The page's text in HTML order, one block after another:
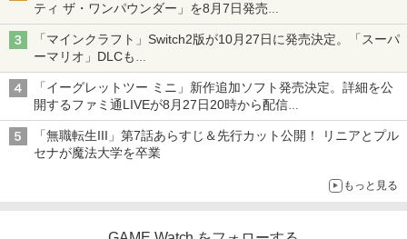
ティ ザ・ワンパウンダー」を8月7日発売
「特製ガーリックマヨソース」を使用した超大型チーズバーガー
「マインクラフト」Switch2版が10月27日に発売決定。「スーパ
ーマリオ」DLCも
Switch版からのアップグレードも可能に
「イーグレットツー ミニ」新作追加ソフト発売決定。詳細を公
開するファミ通LIVEが8月27日20時から配信
シリーズ累計100タイトルへ
「無職転生III」第7話あらすじ＆先行カット公開！ リニアとプル
セナが魔法大学を卒業
もっと見る